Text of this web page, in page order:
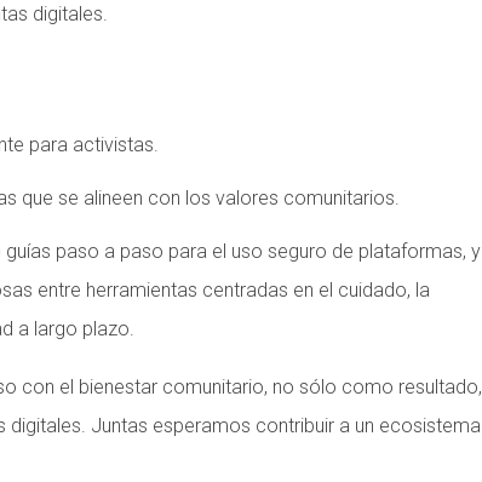
digitales.
para activistas.
que se alineen con los valores comunitarios.
paso a paso para el uso seguro de plataformas, y
entre herramientas centradas en el cuidado, la
a largo plazo.
con el bienestar comunitario, no sólo como resultado,
Juntas esperamos contribuir a un ecosistema